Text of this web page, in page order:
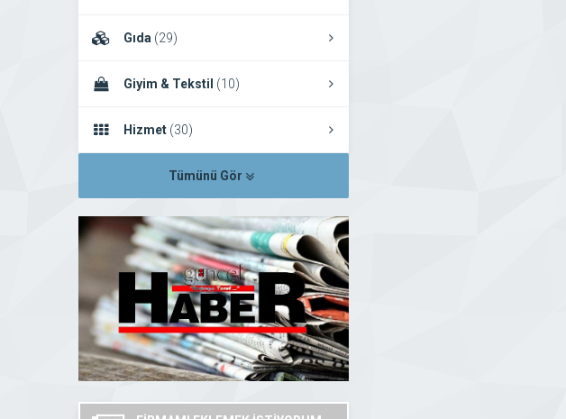
Gıda (29)
Giyim & Tekstil (10)
Hizmet (30)
Tümünü Gör